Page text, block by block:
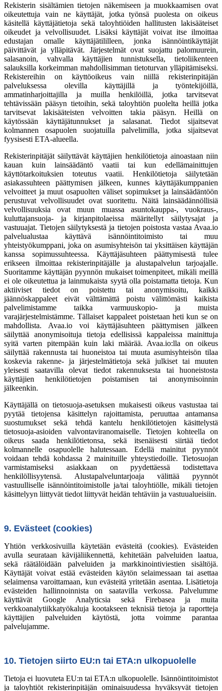
Rekisterin sisältämien tietojen näkemiseen ja muokkaamisen ovat
oikeutettuja vain ne käyttäjät, jotka työnsä puolesta on oikeus
käsitellä käyttäjätietoja sekä taloyhtiöiden hallitusten lakisääteiset
oikeudet ja velvollisuudet. Lisäksi käyttäjät voivat itse ilmoittaa
edustajan omalle käyttäjätililleen, jonka isännöintikäyttäjät
päivittävät ja ylläpitävät. Järjestelmät ovat suojattu palomuurein,
salasanoin, vahvalla käyttäjien tunnistuksella, tietoliikenteen
salauksilla korkeimman mahdollisimman tietoturvan ylläpitämiseksi.
Rekistereihin on käyttöoikeus vain niillä rekisterinpitäjän
palveluksessa olevilla käyttäjillä ja työntekijöillä,
ammatinharjoittajilla ja muilla henkilöillä, jotka tarvitsevat
tehtävissään pääsyn tietoihin, sekä taloyhtiön puolelta heillä jotka
tarvitsevat lakisääteisten velvoitten takia pääsyn. Heillä on
käytössään käyttäjätunnukset ja salasanat. Tiedot sijaitsevat
kolmannen osapuolen suojatuilla palvelimilla, jotka sijaitsevat
fyysisesti ETA-alueella.
Rekisterinpitäjät säilyttävät käyttäjien henkilötietoja ainoastaan niin
kauan kuin lainsäädäntö vaatii tai kun edellämainittujen
käyttötarkoituksien toteutus vaatii. Henkilötietoja säilytetään
asiakassuhteen päättymisen jälkeen, kunnes käyttäjäkumppanien
velvoitteet ja muut osapuolten väliset sopimukset ja lainsäädäntöön
perustuvat velvollisuudet ovat suoritettu. Näitä lainsäädännöllisiä
velvollisuuksia ovat muun muassa asuntokauppa-, vuokraus-,
kuluttajansuoja- ja kirjanpitolaeissa määritellyt säilytysajat ja
vastuuajat. Tietojen säilytyksestä ja tietojen poistosta vastaa Avaa.io
palvelualustaa käyttävä isännöintitoimisto tai muu
yhteistyökumppani, joka on asumisyhteisön tai yksittäisen käyttäjän
kanssa sopimussuhteessa. Käyttäjäsuhteen päättymisestä tulee
erikseen ilmoittaa rekisterinpitäjälle ja alustapalvelun tarjoajalle.
Suoritamme käyttäjän pyynnön mukaiset toimenpiteet, mikäli meillä
ei ole oikeutettua ja lainmukaista syytä olla poistamatta tietoja. Kun
aktiiviset tiedot on poistettu tai anonymisoitu, kaikki
jäännöskappaleet eivät välttämättä poistu välittömästi kaikista
palvelimistamme taikka varmuuskopio- ja muista
varajärjestelmistämme. Tällaiset kappaleet poistetaan heti kun se on
mahdollista. Avaa.io voi käyttäjäsuhteen päättymisen jälkeen
säilyttää anonymisoituja tietoja edellisissä kappaleissa mainittuja
syitä varten pitempään kuin laki määrää. Avaa.io:lla on oikeus
säilyttää rakennusta tai huoneistoa tai muuta asumisyhteisön tilaa
koskevia rakenne- ja järjestelmätietoja sekä julkiset tai muuten
yleisesti saatavilla olevat tiedot rakennuksesta tai huoneistosta
käyttäjien henkilötietojen poistamisen tai anonymisoinnin
jälkeenkin.
Käyttäjällä on tietosuoja-asetuksen mukaisesti oikeus vastustaa tai
pyytää tietojensa käsittelyn rajoittamista, peruuttaa antamansa
suostumukset sekä tehdä kantelu henkilötietojen käsittelystä
tietosuoja-asioiden valvontaviranomaiselle. Tietojen kohteella on
oikeus saada henkilötietonsa, sekä itsenäisesti siirtää tiedot
kolmannelle osapuolelle halutessaan. Edellä mainitut pyynnöt
voidaan tehdä kohdassa 2 mainituille yhteystiedoille. Tietosuojan
varmistamiseksi asiakkaan on pyydettäessä todistettava
henkilöllisyytensä. Alustapalveluntarjoaja välittää pyynnöt
vastuulliselle isännöintitoimistolle ja/tai taloyhtiölle, mikäli tietojen
käsittelyyn liittyvät tiedot liittyvät heidän tehtäviin ja vastuualueisiin.
9. Evästeet (cookies)
Yhtiön verkkosivuilla käytetään evästeitä (cookies). Evästeiden
avulla seurataan kävijäliikennettä, kehitetään palveluiden laatua,
sekä räätälöidään palveluiden ja markkinointiviestien sisältöjä.
Käyttäjät voivat estää evästeiden käytön selaimessaan tai asettaa
selaimensa varoittamaan, kun evästeitä yritetään asentaa. Lisätietoja
evästeiden hallinnoinnista on saatavilla verkossa. Palvelumme
käyttävät Google Analyticsia sekä Firebasea ja muita
verkkoanalytiikkatyökaluja kootakseen teknisiä tietoja ja raportteja
käyttäjien palveluiden käytöstä, jotta voimme parantaa
palvelujamme.
10. Tietojen siirto EU:n tai ETA:n ulkopuolelle
Tietoja ei luovuteta EU:n tai ETA:n ulkopuolelle. Isännöintitoimistot
ja taloyhtiöt rekisterinpitäjän ominaisuudessa hyväksyvät tietojen